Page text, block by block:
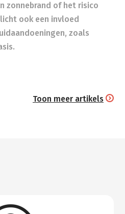
zonnebrand of het risico
ook een invloed
zoals
Toon meer artikels